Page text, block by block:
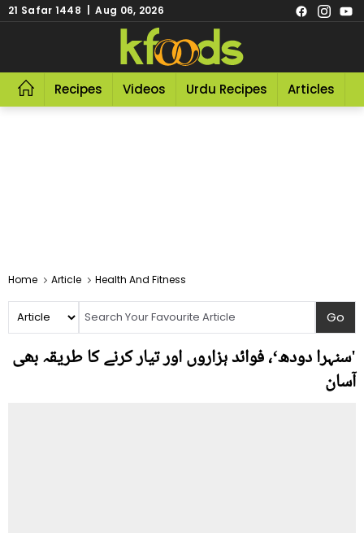
21 Safar 1448 | Aug 06, 2026
Recipes Videos Urdu Recipes Articles
Home Article Health And Fitness
'سنہرا دودھ‘، فوائد ہزاروں اور تیار کرنے کا طریقہ بھی
آسان